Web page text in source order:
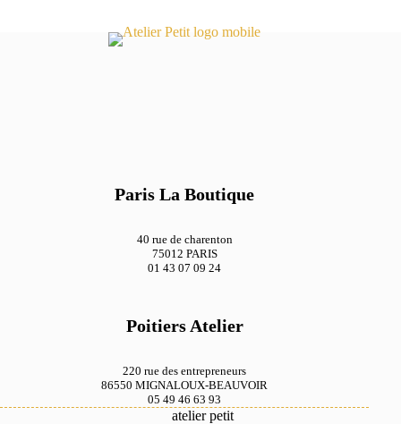
Paris La Boutique
40 rue de charenton
75012 PARIS
01 43 07 09 24
Poitiers Atelier
220 rue des entrepreneurs
86550 MIGNALOUX-BEAUVOIR
05 49 46 63 93
atelier petit